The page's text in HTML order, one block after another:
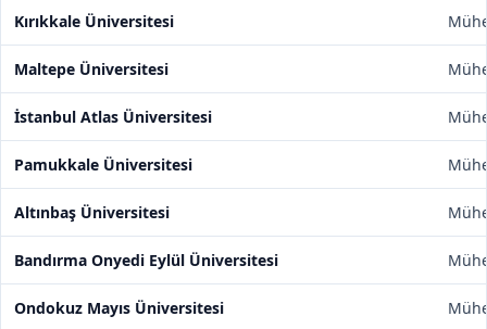
Kırıkkale Üniversitesi
Maltepe Üniversitesi
İstanbul Atlas Üniversitesi
Pamukkale Üniversitesi
Altınbaş Üniversitesi
Bandırma Onyedi Eylül Üniversitesi
Ondokuz Mayıs Üniversitesi